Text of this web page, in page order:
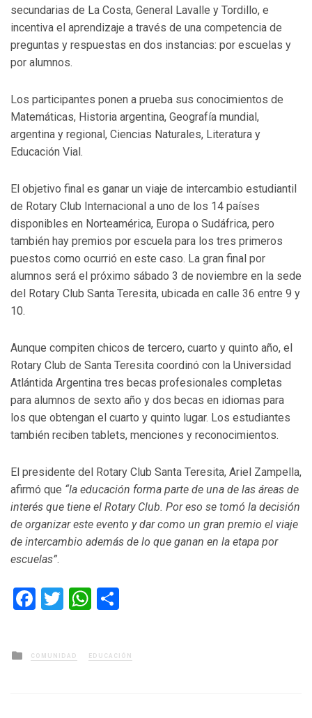
secundarias de La Costa, General Lavalle y Tordillo, e
incentiva el aprendizaje a través de una competencia de
preguntas y respuestas en dos instancias: por escuelas y
por alumnos.
Los participantes ponen a prueba sus conocimientos de
Matemáticas, Historia argentina, Geografía mundial,
argentina y regional, Ciencias Naturales, Literatura y
Educación Vial.
El objetivo final es ganar un viaje de intercambio estudiantil
de Rotary Club Internacional a uno de los 14 países
disponibles en Norteamérica, Europa o Sudáfrica, pero
también hay premios por escuela para los tres primeros
puestos como ocurrió en este caso. La gran final por
alumnos será el próximo sábado 3 de noviembre en la sede
del Rotary Club Santa Teresita, ubicada en calle 36 entre 9 y
10.
Aunque compiten chicos de tercero, cuarto y quinto año, el
Rotary Club de Santa Teresita coordinó con la Universidad
Atlántida Argentina tres becas profesionales completas
para alumnos de sexto año y dos becas en idiomas para
los que obtengan el cuarto y quinto lugar. Los estudiantes
también reciben tablets, menciones y reconocimientos.
El presidente del Rotary Club Santa Teresita, Ariel Zampella,
afirmó que “la educación forma parte de una de las áreas de
interés que tiene el Rotary Club. Por eso se tomó la decisión
de organizar este evento y dar como un gran premio el viaje
de intercambio además de lo que ganan en la etapa por
escuelas”.
Facebook
TwitterWhatsApp
Posted
in
COMUNIDAD EDUCACIÓN